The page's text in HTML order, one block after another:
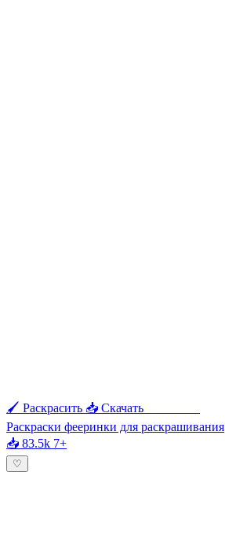
🖌 Раскрасить 📥 Скачать
Раскраски фееринки для раскрашивания
📥 83.5k 7+
♡